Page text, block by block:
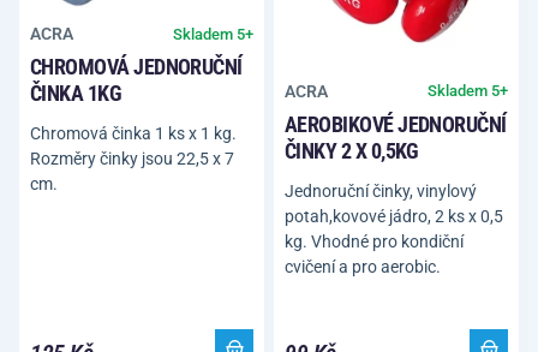
ACRA Skladem 5+
CHROMOVÁ JEDNORUČNÍ
ČINKA 1KG
Chromová činka 1 ks x 1 kg.
Rozměry činky jsou 22,5 x 7
cm.
ACRA Skladem 5+
AEROBIKOVÉ JEDNORUČNÍ
ČINKY 2 X 0,5KG
Jednoruční činky, vinylový
potah,kovové jádro, 2 ks x 0,5
kg. Vhodné pro kondiční
cvičení a pro aerobic.